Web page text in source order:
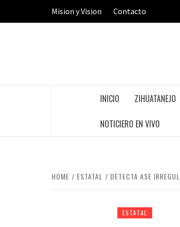
Mision y Vision Contacto
INICIO ZIHUATANEJO
NOTICIERO EN VIVO
HOME ESTATAL DETECTA ASE
ESTATAL